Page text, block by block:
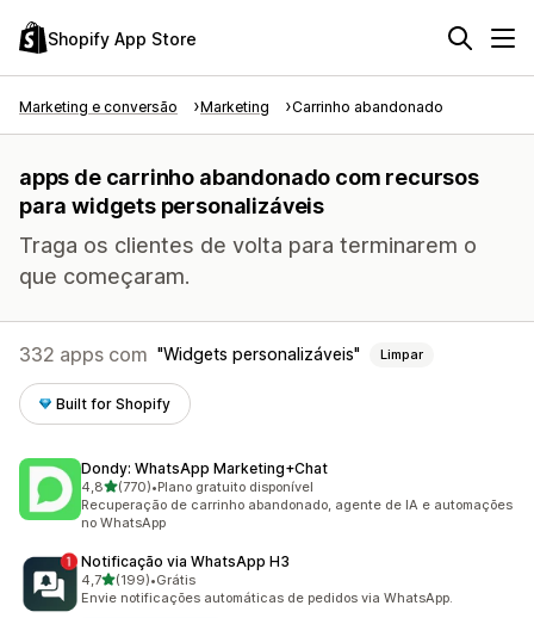
Shopify App Store
Marketing e conversão Marketing Carrinho abandonado
apps de carrinho abandonado com recursos
para widgets personalizáveis
Traga os clientes de volta para terminarem o
que começaram.
332 apps com Widgets personalizáveis Limpar
Built for Shopify
Dondy: WhatsApp Marketing+Chat
4,8de 5 estrelas
(770)
770 avaliações ao todo
•Plano gratuito disponível
Recuperação de carrinho abandonado, agente de IA e automações
no WhatsApp
Notificação via WhatsApp H3
4,7de 5 estrelas
(199)
199 avaliações ao todo
•Grátis
Envie notificações automáticas de pedidos via WhatsApp.